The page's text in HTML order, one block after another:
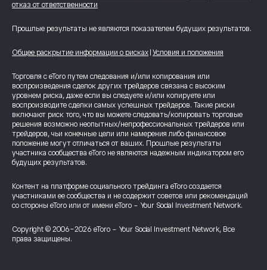
отказ от ответственности
Прошлые результаты не являются показателем будущих результатов.
Общее раскрытие информации о рисках Условия и положения
Торговля с eToro путем следования и/или копирования или
воспроизведения сделок других трейдеров связана с высоким
уровнем риска, даже если вы следуете и/или копируете или
воспроизводите сделки самых успешных трейдеров. Такие риски
включают риск того, что вы можете следовать/копировать торговые
решения возможно неопытных/непрофессиональных трейдеров или
трейдеров, чьи конечные цели или намерения либо финансовое
положение могут отличаться от ваших. Прошлые результаты
участника сообщества eToro не являются надежным индикатором его
будущих результатов.
Контент на платформе социального трейдинга eToro создается
участниками ее сообщества и не содержит советов или рекомендаций
со стороны eToro или от имени eToro - Your Social Investment Network.
Copyright © 2006-2026 eToro - Your Social Investment Network, Все
права защищены.